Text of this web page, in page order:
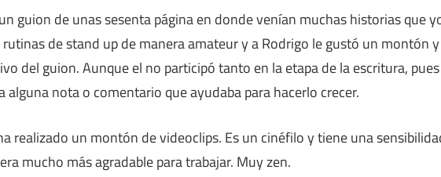
guion de unas sesenta página en donde venían muchas historias que
de stand up de manera amateur y a Rodrigo le gustó un montón y
del guion. Aunque el no participó tanto en la etapa de la escritura, pues
alguna nota o comentario que ayudaba para hacerlo crecer.
realizado un montón de videoclips. Es un cinéfilo y tiene una
mucho más agradable para trabajar. Muy zen.